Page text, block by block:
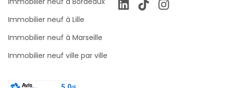
Immobilier neuf à Lille
Immobilier neuf à Marseille
Immobilier neuf ville par ville